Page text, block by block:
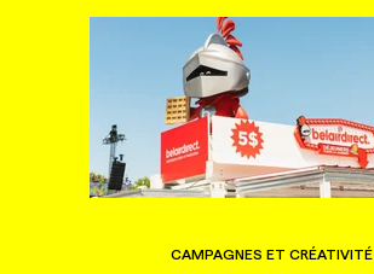
CAMPAGNES ET CRÉATIVITÉ